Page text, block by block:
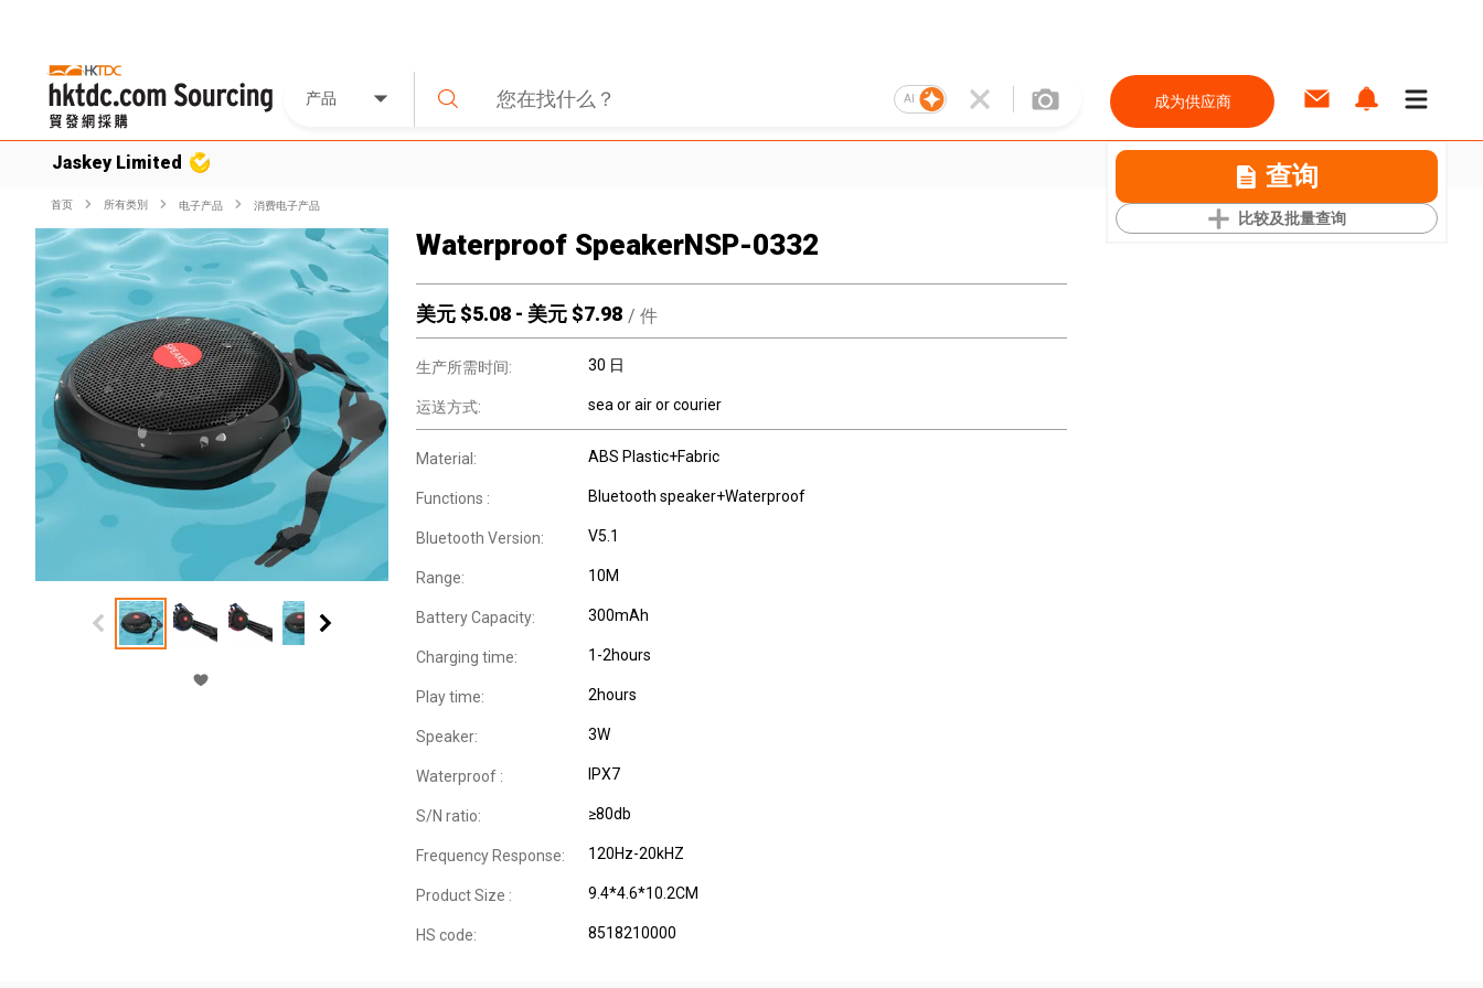
产品 AI 成为供应商
Jaskey Limited 查询
比较及批量查询
首页 所有类別 电子产品 消费电子产品
Waterproof SpeakerNSP-0332
美元 $5.08 - 美元 $7.98 / 件
生产所需时间: 30 日
运送方式: sea or air or courier
Material: ABS Plastic+Fabric
Functions : Bluetooth speaker+Waterproof
Bluetooth Version: V5.1
Range: 10M
Battery Capacity: 300mAh
Charging time: 1-2hours
Play time: 2hours
Speaker: 3W
Waterproof : IPX7
S/N ratio: ≥80db
Frequency Response: 120Hz-20kHZ
Product Size : 9.4*4.6*10.2CM
HS code: 8518210000